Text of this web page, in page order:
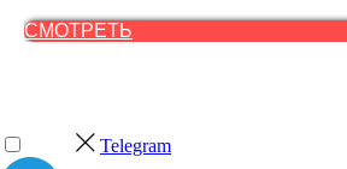
СМОТРЕТЬ
Telegram